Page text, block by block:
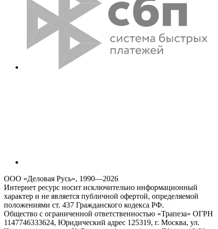
ООО «Деловая Русь», 1990—2026
Интернет ресурс носит исключительно информационный
характер и не является публичной офертой, определяемой
положениями ст. 437 Гражданского кодекса РФ.
Общество с ограниченной ответственностью «Трапеза» ОГРН
1147746333624, Юридический адрес 125319, г. Москва, ул.